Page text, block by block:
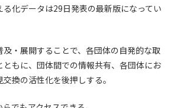
化データは29日発表の最新版になってい
・展開することで、各団体の自発的な取
ともに、団体間での情報共有、各団体にお
換の活性化を後押しする。
登録）
認しないことがあります。
た者が実在しなかった場合
場合/li>